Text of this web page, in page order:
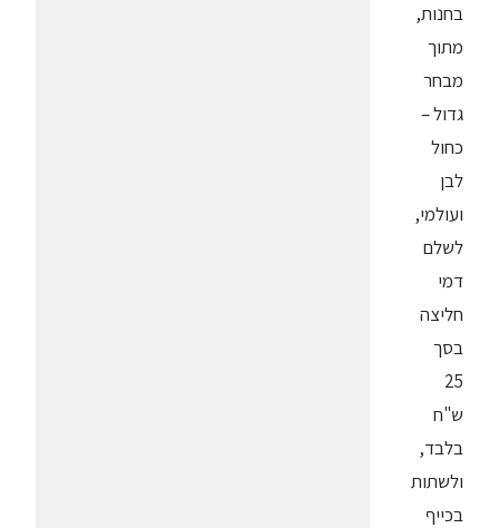
בחנות,
מתוך
מבחר
גדול –
כחול
לבן
ועולמי,
לשלם
דמי
חליצה
בסך
25
ש"ח
בלבד,
ולשתות
בכייף